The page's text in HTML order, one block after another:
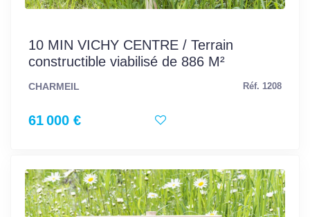
10 MIN VICHY CENTRE / Terrain
constructible viabilisé de 886 M²
CHARMEIL Réf. 1208
61 000 €